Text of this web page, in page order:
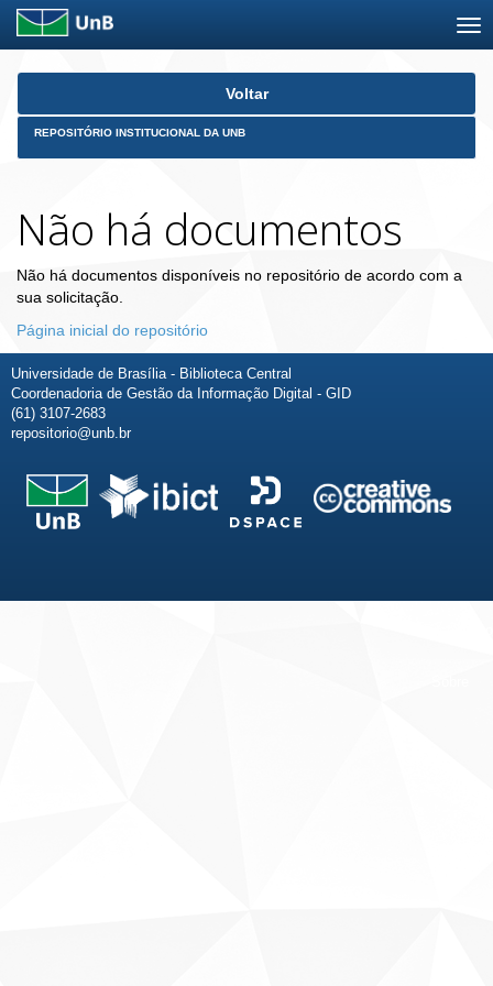
Skip
Voltar
REPOSITÓRIO INSTITUCIONAL DA UNB
Não há documentos
Não há documentos disponíveis no repositório de acordo com a
sua solicitação.
Página inicial do repositório
Universidade de Brasília - Biblioteca Central
Coordenadoria de Gestão da Informação Digital - GID
(61) 3107-2683
repositorio@unb.br